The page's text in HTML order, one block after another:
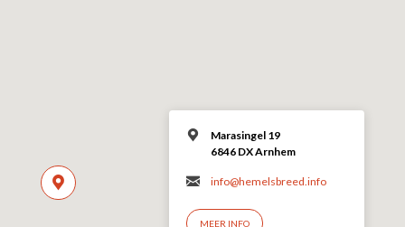
Marasingel 19
6846 DX Arnhem
info@hemelsbreed.info
MEER INFO